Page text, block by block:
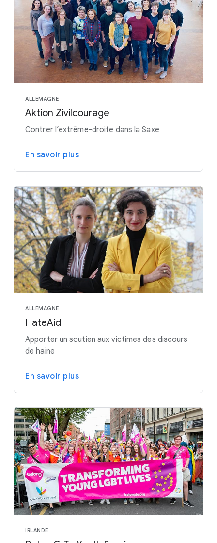
ALLEMAGNE
Aktion Zivilcourage
Contrer l’extrême-droite dans la Saxe
En savoir plus
ALLEMAGNE
HateAid
Apporter un soutien aux victimes des discours
de haine
En savoir plus
IRLANDE